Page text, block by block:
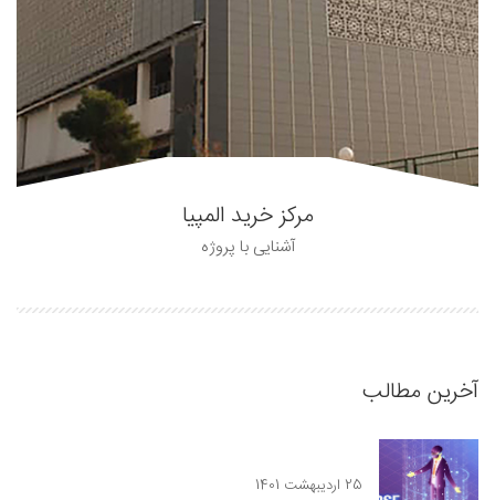
مرکز خرید المپیا
آشنایی با پروژه
آخرین مطالب
25 اردیبهشت 1401